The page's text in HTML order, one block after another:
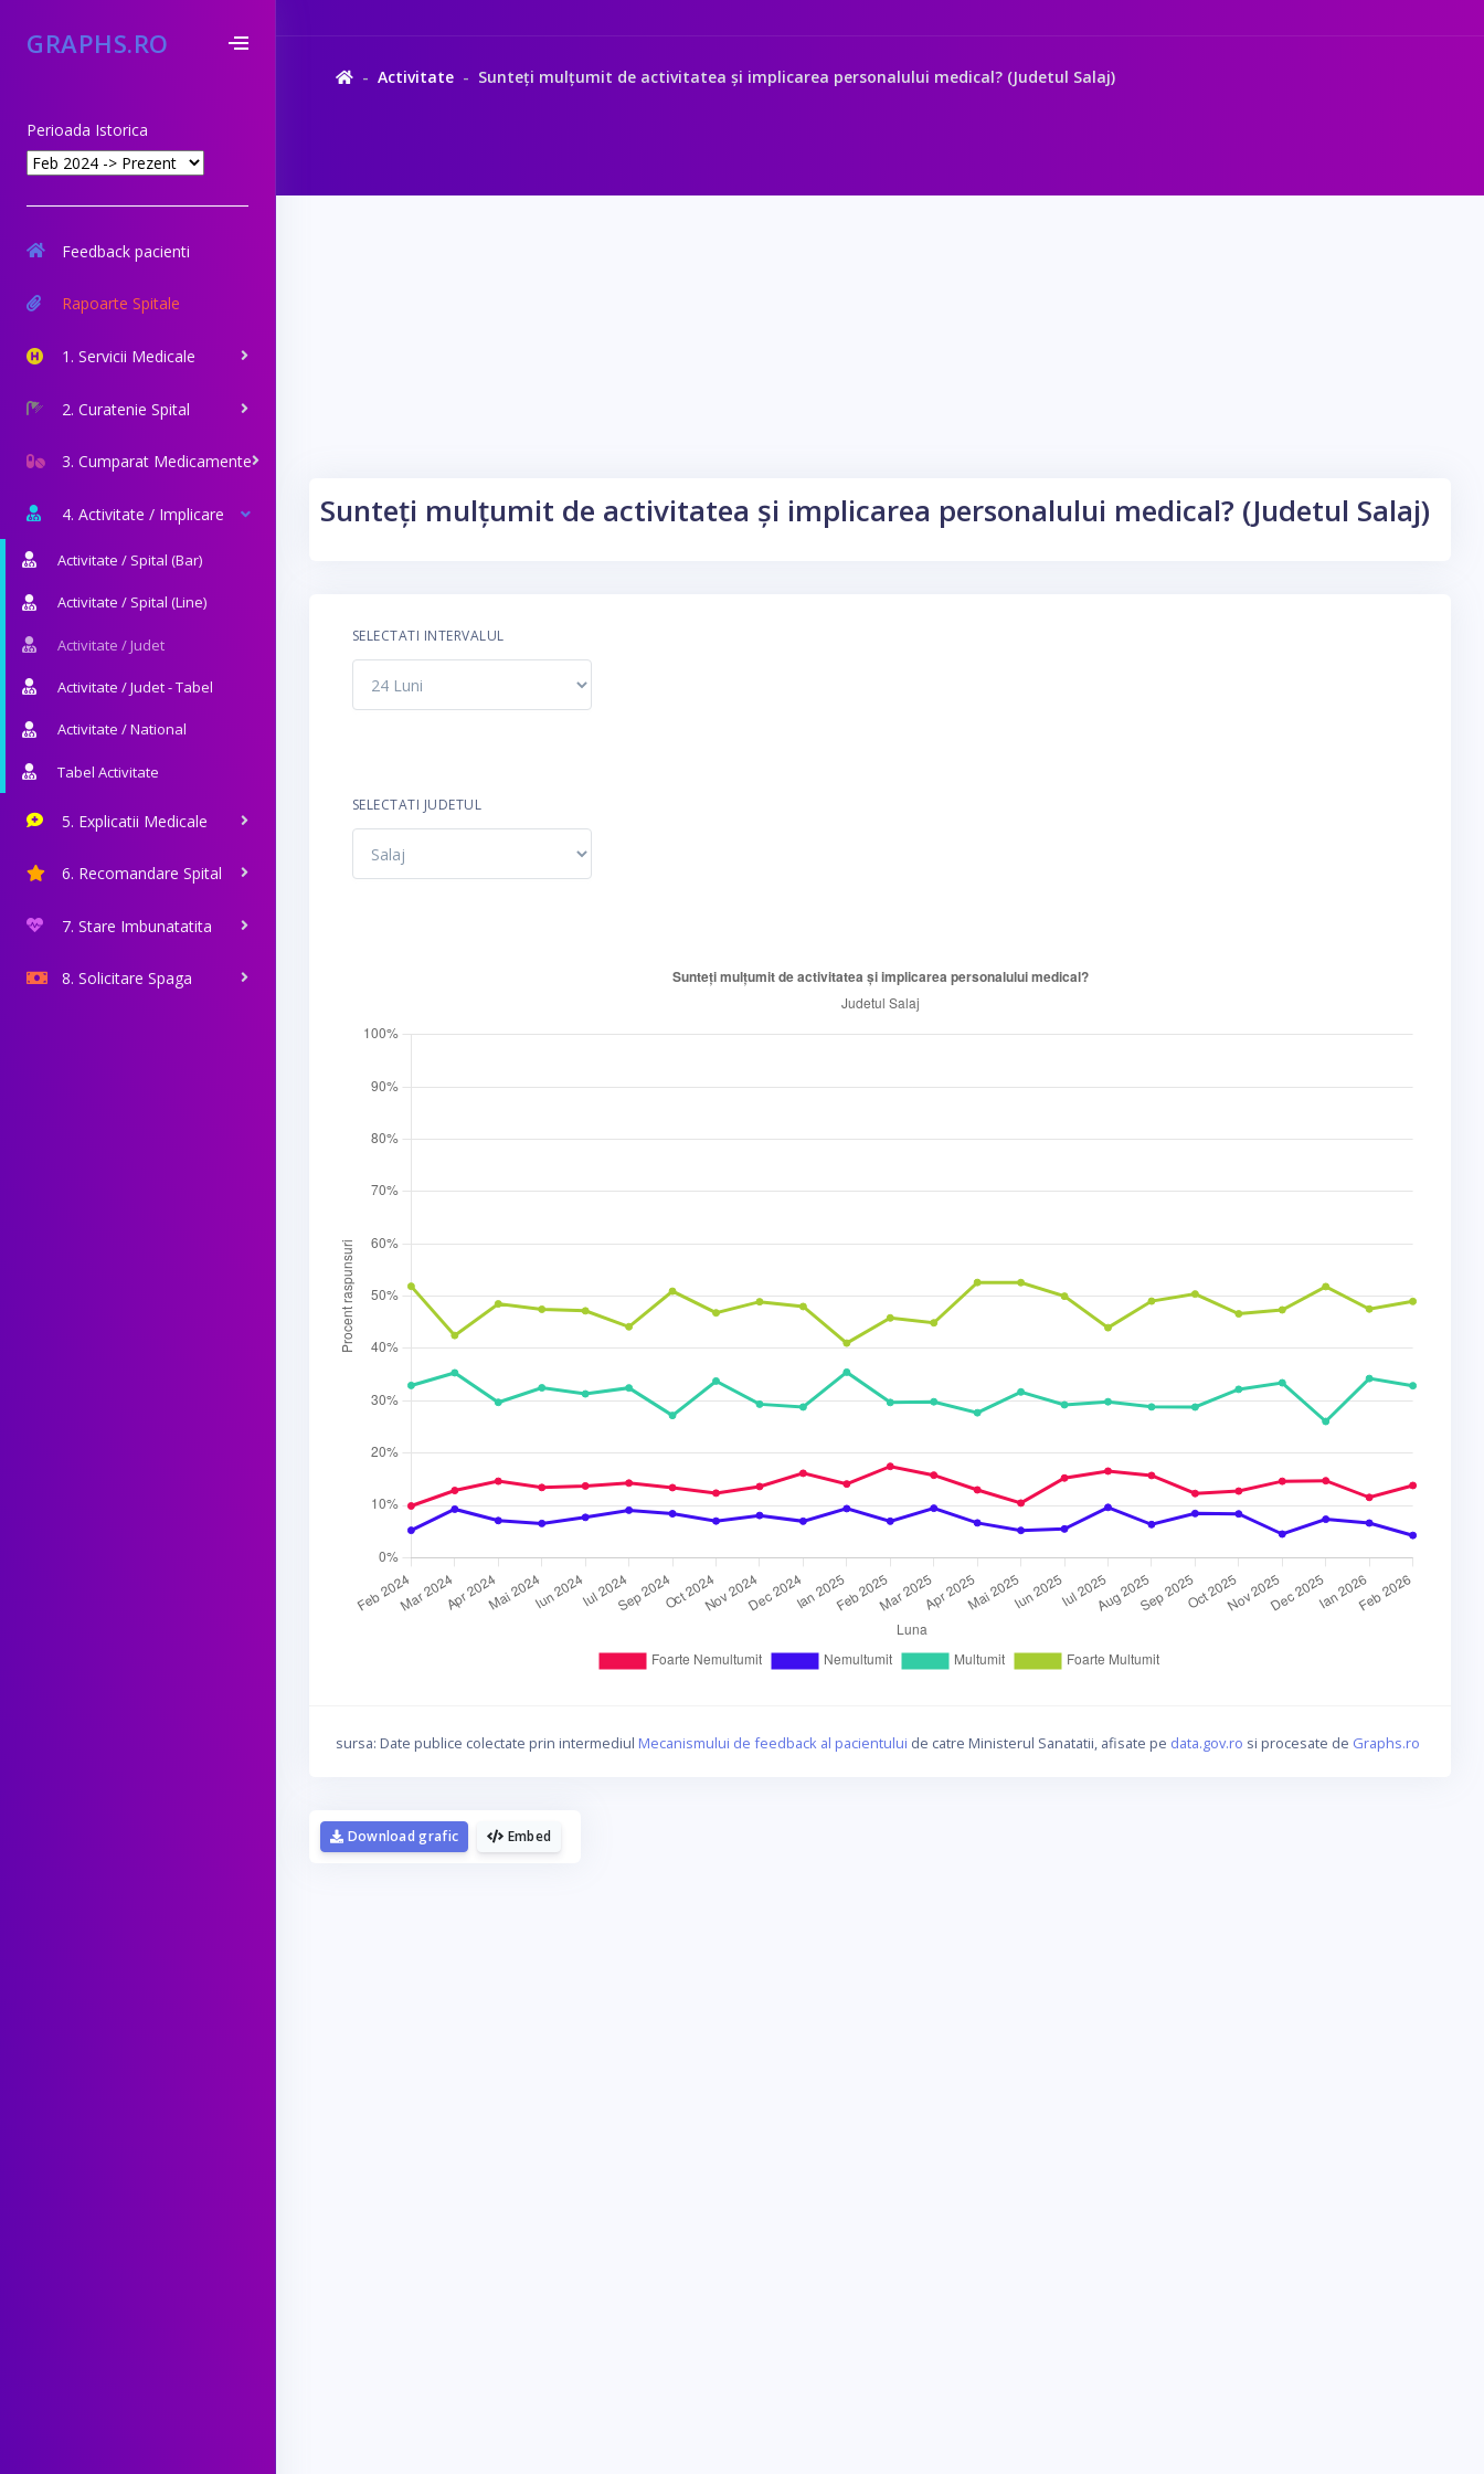
GRAPHS.RO
Perioada Istorica
Feedback pacienti
Rapoarte Spitale
1. Servicii Medicale
2. Curatenie Spital
3. Cumparat Medicamente
4. Activitate / Implicare
Activitate / Spital (Bar)
Activitate / Spital (Line)
Activitate / Judet
Activitate / Judet - Tabel
Activitate / National
Tabel Activitate
5. Explicatii Medicale
6. Recomandare Spital
7. Stare Imbunatatita
8. Solicitare Spaga
Activitate Sunteți mulțumit de activitatea și implicarea personalului medical? (Judetul Salaj)
Sunteți mulțumit de activitatea și implicarea personalului medical? (Judetul Salaj)
SELECTATI INTERVALUL
SELECTATI JUDETUL
sursa: Date publice colectate prin intermediul Mecanismului de feedback al pacientului de catre Ministerul Sanatatii, afisate pe data.gov.ro si procesate de Graphs.ro
Embed
Download grafic